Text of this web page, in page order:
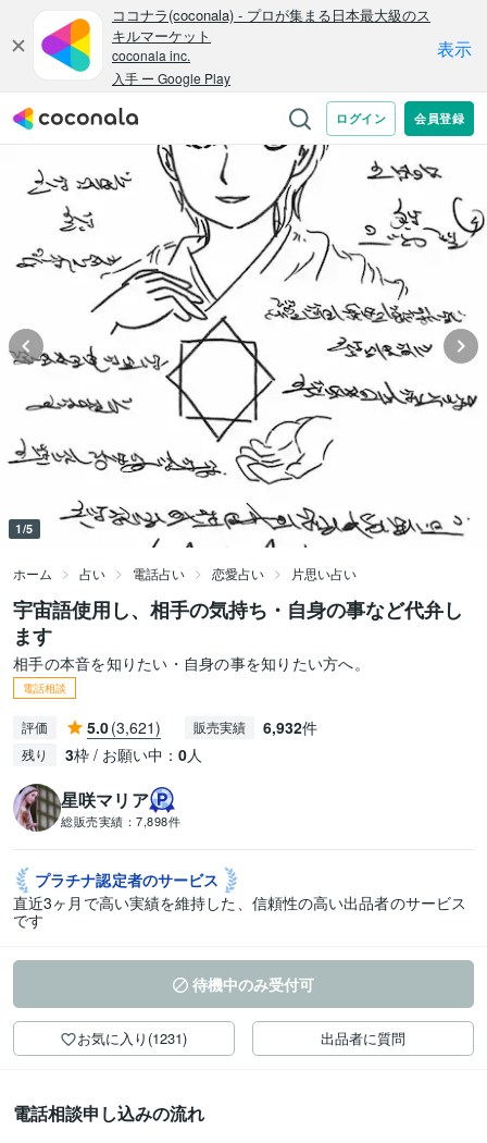
1/5
ホーム 占い 電話占い 恋愛占い 片思い占い
宇宙語使用し、相手の気持ち・自身の事など代弁し
ます
相手の本音を知りたい・自身の事を知りたい方へ。
電話相談
評価 5.0(3,621) 販売実績 6,932件
残り 3枠 / お願い中： 0人
星咲マリア
総販売実績： 7,898件
プラチナ認定者のサービス
直近3ヶ月で高い実績を維持した、信頼性の高い出品者のサービス
です
待機中のみ受付可
お気に入り(1231) 出品者に質問
電話相談申し込みの流れ